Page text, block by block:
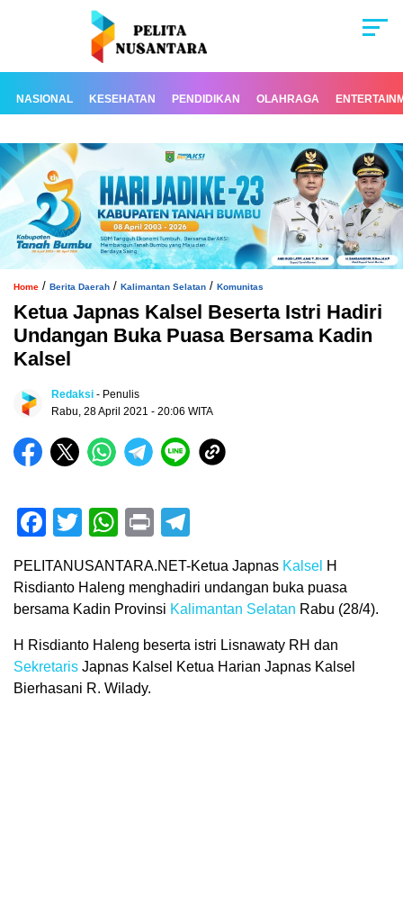
NASIONAL KESEHATAN PENDIDIKAN OLAHRAGA
Home / Berita Daerah / Kalimantan Selatan / Komunitas
Ketua Japnas Kalsel Beserta Istri Hadiri
Undangan Buka Puasa Bersama Kadin
Kalsel
Redaksi - Penulis
Rabu, 28 April 2021 - 20:06 WITA
Facebook
TwitterWhatsApp
Print
PELITANUSANTARA.NET-Ketua Japnas Kalsel H
Risdianto Haleng menghadiri undangan buka puasa
bersama Kadin Provinsi Kalimantan Selatan Rabu (28/4).
H Risdianto Haleng beserta istri Lisnawaty RH dan
Sekretaris Japnas Kalsel Ketua Harian Japnas Kalsel
Bierhasani R. Wilady.